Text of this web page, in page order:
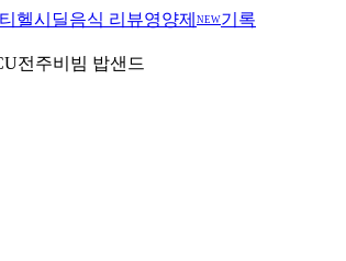
헬시딜음식 리뷰영양제 NEW기록
전주비빔 밥샌드